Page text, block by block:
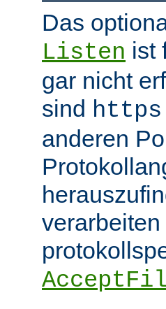
Das
Listen ist
gar nicht
sind https
anderen